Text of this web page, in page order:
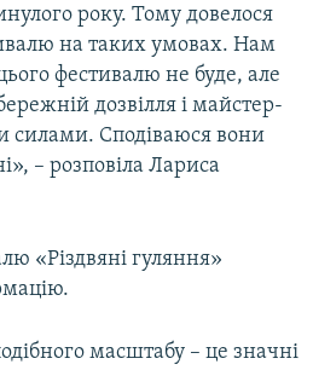
року. Тому довелося
на таких умовах. Нам
фестивалю не буде, але
дозвілля і майстер-
силами. Сподіваюся вони
– розповіла Лариса
«Різдвяні гуляння»
масштабу – це значні